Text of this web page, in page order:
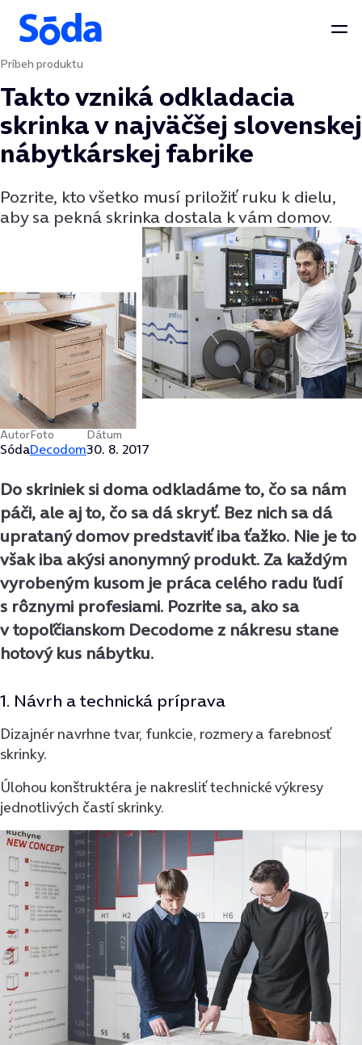
Preskočiť na obsah
Príbeh produktu
Takto vzniká odkladacia
skrinka v najväčšej slovenskej
nábytkárskej fabrike
Pozrite, kto všetko musí priložiť ruku k dielu,
aby sa pekná skrinka dostala k vám domov.
Autor
Sóda
Foto
Decodom
Dátum
30. 8. 2017
Do skriniek si doma odkladáme to, čo sa nám
páči, ale aj to, čo sa dá skryť. Bez nich sa dá
uprataný domov predstaviť iba ťažko. Nie je to
však iba akýsi anonymný produkt. Za každým
vyrobeným kusom je práca celého radu ľudí
s rôznymi profesiami. Pozrite sa, ako sa
v topoľčianskom Decodome z nákresu stane
hotový kus nábytku.
1. Návrh a technická príprava
Dizajnér navrhne tvar, funkcie, rozmery a farebnosť
skrinky.
Úlohou konštruktéra je nakresliť technické výkresy
jednotlivých častí skrinky.